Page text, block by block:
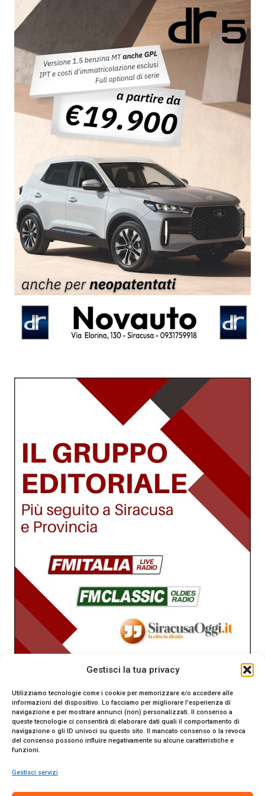
Gestisci la tua privacy
Utilizziamo tecnologie come i cookie per memorizzare e/o accedere alle
informazioni del dispositivo. Lo facciamo per migliorare l'esperienza di
navigazione e per mostrare annunci (non) personalizzati. Il consenso a
queste tecnologie ci consentirà di elaborare dati quali il comportamento di
navigazione o gli ID univoci su questo sito. Il mancato consenso o la revoca
del consenso possono influire negativamente su alcune caratteristiche e
funzioni.
Gestisci servizi